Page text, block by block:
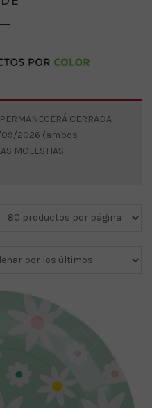
CERRADA
09/2026 (ambos
MOLESTIAS